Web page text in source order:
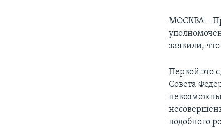
МОСКВА –
заявили,
Первой это
Совета
подобного